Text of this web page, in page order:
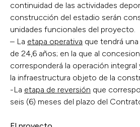
continuidad de las actividades
construcción del estadio serán
unidades funcionales del proyecto.
– La etapa operativa que tendrá
de 24,6 años; en la que al
corresponderá la operación
la infraestructura objeto de la
-La etapa de reversión que
seis (6) meses del plazo del